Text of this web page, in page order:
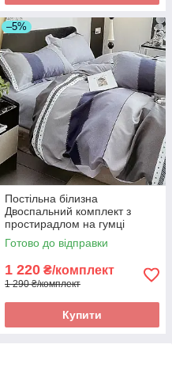
–5%
Постільна білизна
Двоспальний комплект з
простирадлом на гумці
160*200+20см, постільна
білизна з фланелі розмір
Готово до відправки
1 220 ₴/комплект
1 290 ₴/комплект
Купити